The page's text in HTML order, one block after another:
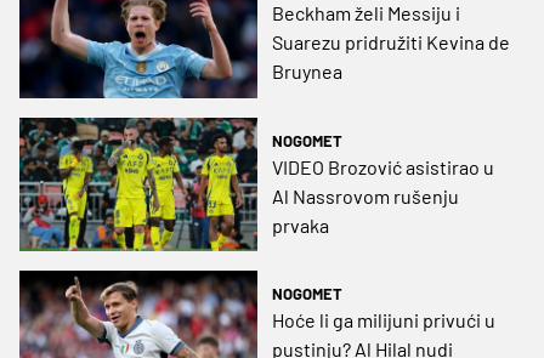
Beckham želi Messiju i
Suarezu pridružiti Kevina de
Bruynea
NOGOMET
VIDEO Brozović asistirao u
Al Nassrovom rušenju
prvaka
NOGOMET
Hoće li ga milijuni privući u
pustinju? Al Hilal nudi